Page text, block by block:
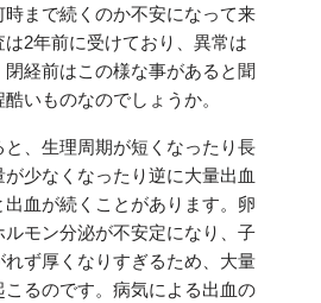
まで続くのか不安になって来
は2年前に受けており、異常は
経前はこの様な事があると聞
いものなのでしょうか。
と、生理周期が短くなったり長
が少なくなったり逆に大量出血
出血が続くことがあります。卵
モン分泌が不安定になり、子
ず厚くなりすぎるため、大量
るのです。病気による出血の